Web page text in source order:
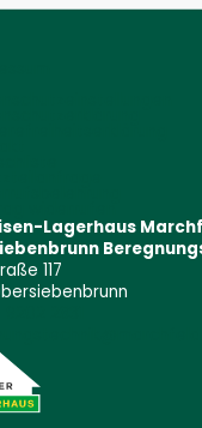
Lagerhaus
117